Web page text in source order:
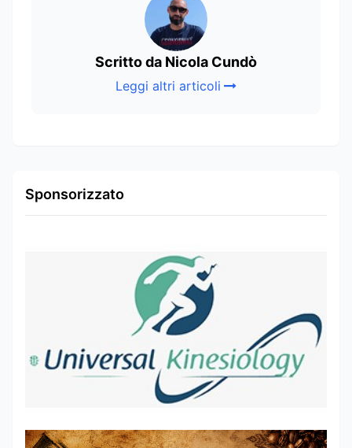
Scritto da Nicola Cundò
Leggi altri articoli
Sponsorizzato